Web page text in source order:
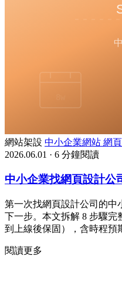
網站架設 中小企業網站 網
2026.06.01 · 6 分鐘閱讀
中小企業找網頁設計公
第一次找網頁設計公司的中
下一步。本文拆解 8 步驟完
到上線後保固），含時程預
閱讀更多